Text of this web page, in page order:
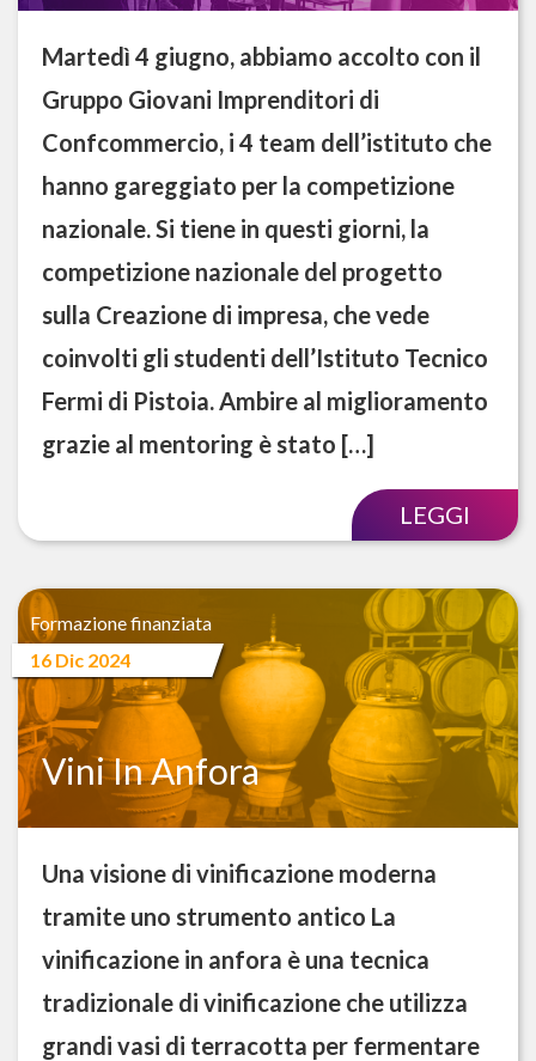
Martedì 4 giugno, abbiamo accolto con il
Gruppo Giovani Imprenditori di
Confcommercio, i 4 team dell’istituto che
hanno gareggiato per la competizione
nazionale. Si tiene in questi giorni, la
competizione nazionale del progetto
sulla Creazione di impresa, che vede
coinvolti gli studenti dell’Istituto Tecnico
Fermi di Pistoia. Ambire al miglioramento
grazie al mentoring è stato […]
LEGGI
Formazione finanziata
16 Dic 2024
Vini In Anfora
Una visione di vinificazione moderna
tramite uno strumento antico La
vinificazione in anfora è una tecnica
tradizionale di vinificazione che utilizza
grandi vasi di terracotta per fermentare